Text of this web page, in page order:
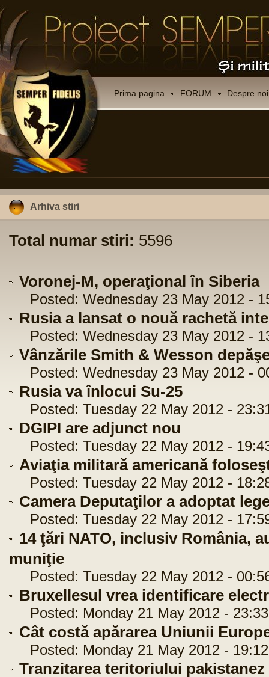
Prima pagina FORUM Despre noi
Arhiva stiri
Total numar stiri: 5596
Voronej-M, operaţional în Siberia
Posted: Wednesday 23 May 2012 -
Rusia a lansat o nouă rachetă
Posted: Wednesday 23 May 2012 -
Vânzările Smith & Wesson
Posted: Wednesday 23 May 2012 -
Rusia va înlocui Su-25
Posted: Tuesday 22 May 2012 -
DGIPI are adjunct nou
Posted: Tuesday 22 May 2012 -
Aviaţia militară americană
Posted: Tuesday 22 May 2012 -
Camera Deputaţilor a adoptat
Posted: Tuesday 22 May 2012 -
14 ţări NATO, inclusiv România,
muniţie
Posted: Tuesday 22 May 2012 -
Bruxellesul vrea identificare
Posted: Monday 21 May 2012 -
Cât costă apărarea Uniunii
Posted: Monday 21 May 2012 -
Tranzitarea teritoriului